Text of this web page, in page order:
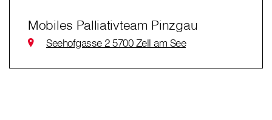
Mobiles Palliativteam Pinzgau
Seehofgasse 2 5700 Zell am See